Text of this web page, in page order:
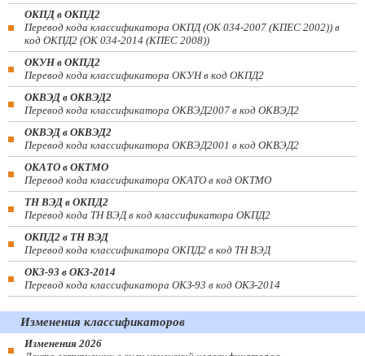
ОКПД в ОКПД2
Перевод кода классификатора ОКПД (ОК 034-2007 (КПЕС 2002)) в
код ОКПД2 (ОК 034-2014 (КПЕС 2008))
ОКУН в ОКПД2
Перевод кода классификатора ОКУН в код ОКПД2
ОКВЭД в ОКВЭД2
Перевод кода классификатора ОКВЭД2007 в код ОКВЭД2
ОКВЭД в ОКВЭД2
Перевод кода классификатора ОКВЭД2001 в код ОКВЭД2
ОКАТО в ОКТМО
Перевод кода классификатора ОКАТО в код ОКТМО
ТН ВЭД в ОКПД2
Перевод кода ТН ВЭД в код классификатора ОКПД2
ОКПД2 в ТН ВЭД
Перевод кода классификатора ОКПД2 в код ТН ВЭД
ОКЗ-93 в ОКЗ-2014
Перевод кода классификатора ОКЗ-93 в код ОКЗ-2014
Изменения классификаторов
Изменения 2026